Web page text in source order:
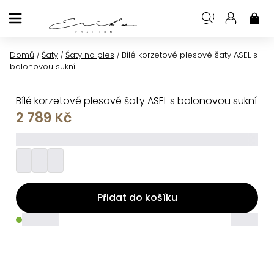
na
Domů / Šaty / Šaty na ples / Bílé korzetové plesové šaty ASEL s
balonovou sukní
Bílé korzetové plesové šaty ASEL s balonovou sukní
2 789 Kč
Přidat do košíku